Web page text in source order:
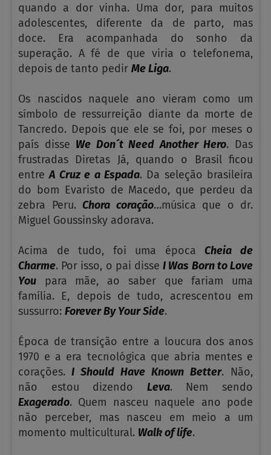
quando a dor vinha. Uma dor, para muitos
adolescentes, diferente da de parto, mas
doce. Era acompanhada do sonho da
superação. A fé de que viria o telefonema,
depois de tanto pedir Me Liga.
Os nascidos naquele ano vieram como um
símbolo de ressurreição diante da morte de
Tancredo. Depois que ele se foi, por meses o
país disse We Don´t Need Another Hero. Das
frustradas Diretas Já, quando o Brasil ficou
entreA Cruz e a Espada. Da seleção brasileira
do bom Evaristo de Macedo, que perdeu da
zebra Peru. Chora coração…música que o dr.
Miguel Goussinsky adorava.
Acima de tudo, foi uma épocaCheia de
Charme. Por isso, o pai disseI Was Born to Love
You para mãe, ao saber que fariam uma
família. E, depois de tudo, acrescentou em
sussurro: Forever By Your Side.
Época de transição entre a loucura dos anos
1970 e a era tecnológica que abria mentes e
corações. I Should Have Known Better. Não,
não estou dizendo Leva. Nem sendo
Exagerado. Quem nasceu naquele ano pode
não perceber, mas nasceu em meio a um
momento multicultural. Walk of life.